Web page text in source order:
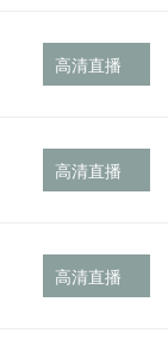
高清直播
高清直播
高清直播